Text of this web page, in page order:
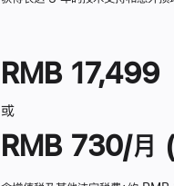
RMB 17,499
或
RMB 730/月